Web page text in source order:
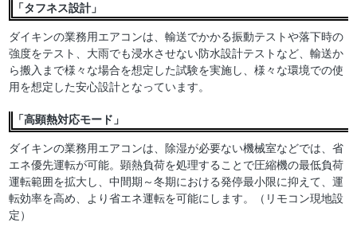
「タフネス設計」
ダイキンの業務用エアコンは、輸送でかかる振動テストや落下時の
強度をテスト、大雨でも浸水させない防水設計テストなど、輸送か
ら搬入まで様々な場合を想定した試験を実施し、様々な環境での使
用を想定した安心設計となっています。
「高顕熱対応モード」
ダイキンの業務用エアコンは、除湿が必要ない機械室などでは、省
エネ優先運転が可能。顕熱負荷を処理することで圧縮機の最低負荷
運転範囲を拡大し、中間期～冬期における発停最小限に抑えて、運
転効率を高め、より省エネ運転を可能にします。（リモコン現地設
定）